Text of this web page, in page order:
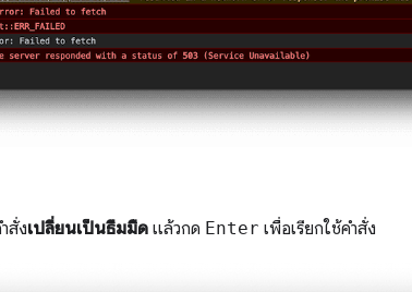
สั่งเปลี่ยนเป็นธีมมืด แล้วกด Enter เพื่อเรียกใช้คำสั่ง